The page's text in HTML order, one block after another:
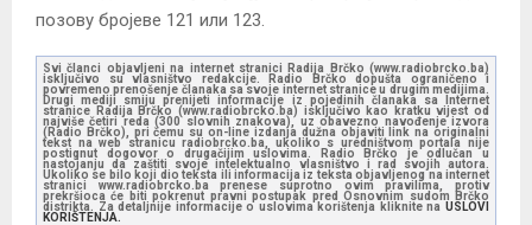
позову бројеве 121 или 123.
Svi članci objavljeni na internet stranici Radija Brčko (www.radiobrcko.ba)
isključivo su vlasništvo redakcije. Radio Brčko dopušta ograničeno i
povremeno prenošenje članaka sa svoje internet stranice u drugim medijima.
Drugi mediji smiju prenijeti informacije iz pojedinih članaka sa Internet
stranice Radija Brčko (www.radiobrcko.ba) isključivo kao kratku vijest od
najviše četiri reda (300 slovnih znakova), uz obavezno navođenje izvora
(Radio Brčko), pri čemu su on-line izdanja dužna objaviti link na originalni
tekst na web stranicu radiobrcko.ba, ukoliko s uredništvom portala nije
postignut dogovor o drugačijim uslovima. Radio Brčko je odlučan u
nastojanju da zaštiti svoje intelektualno vlasništvo i rad svojih autora.
Ukoliko se bilo koji dio teksta ili informacija iz teksta objavljenog na internet
stranici www.radiobrcko.ba prenese suprotno ovim pravilima, protiv
prekršioca će biti pokrenut pravni postupak pred Osnovnim sudom Brčko
distrikta. Za detaljnije informacije o uslovima korištenja kliknite na USLOVI
KORIŠTENJA.